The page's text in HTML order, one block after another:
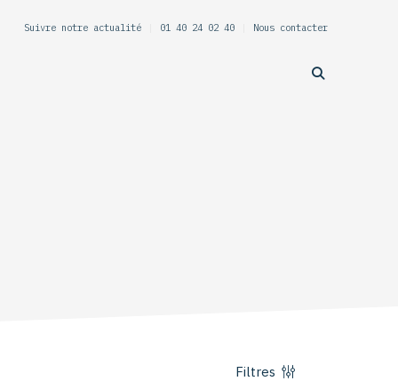
Suivre notre actualité 01 40 24 02 40 Nous contacter
Filtres